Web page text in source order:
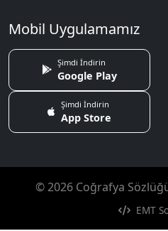
Mobil Uygulamamız
Şimdi İndirin
Google Play
Şimdi İndirin
App Store
© 2026 Coğrafya
EMT